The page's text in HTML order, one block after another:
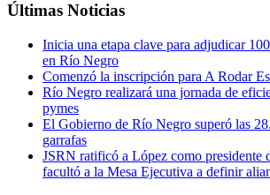
Últimas Noticias
Inicia una etapa clave para adjudicar
en Río Negro
Comenzó la inscripción para A Rodar
Río Negro realizará una jornada de
pymes
El Gobierno de Río Negro superó las
garrafas
JSRN ratificó a López como presidente
facultó a la Mesa Ejecutiva a definir